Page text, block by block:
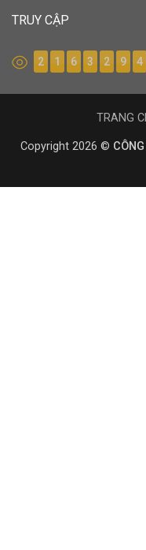
TRUY CẬP
2 1 6 3 2 9 4
Copyright 2026 ©
TRANG